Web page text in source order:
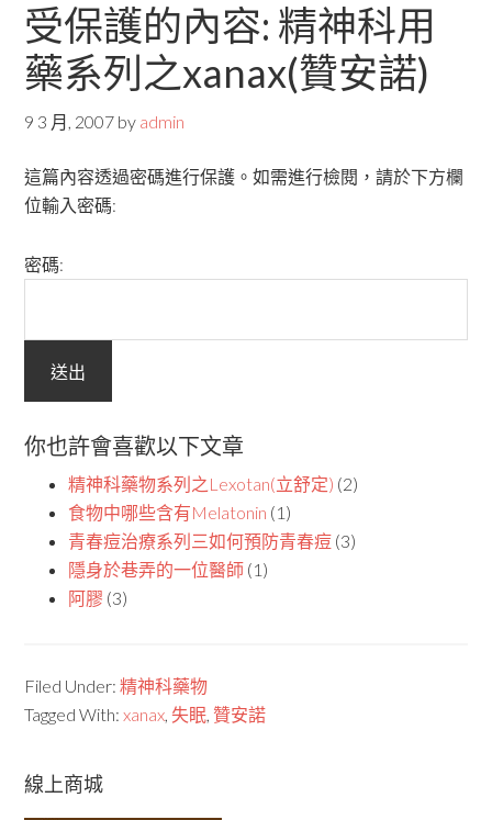
受保護的內容: 精神科用
藥系列之xanax(贊安諾)
9 3 月, 2007 by admin
這篇內容透過密碼進行保護。如需進行檢閱，請於下方欄
位輸入密碼:
密碼:
你也許會喜歡以下文章
精神科藥物系列之Lexotan(立舒定) (2)
食物中哪些含有Melatonin (1)
青春痘治療系列三如何預防青春痘 (3)
隱身於巷弄的一位醫師 (1)
阿膠 (3)
Filed Under:精神科藥物
Tagged With:xanax,失眠, 贊安諾
線上商城